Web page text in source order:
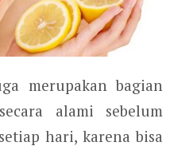
merupakan bagian
alami sebelum
hari, karena bisa